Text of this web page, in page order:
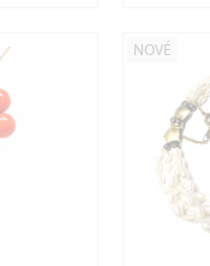
NOVÉ